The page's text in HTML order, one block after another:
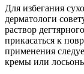
Для избегания
дерматологи
раствор
прикасаться к
применения
кремы или